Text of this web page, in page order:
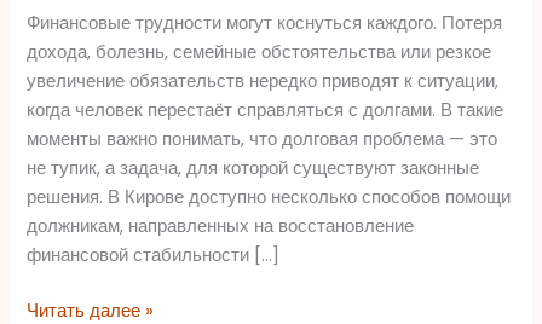
Финансовые трудности могут коснуться каждого. Потеря
дохода, болезнь, семейные обстоятельства или резкое
увеличение обязательств нередко приводят к ситуации,
когда человек перестаёт справляться с долгами. В такие
моменты важно понимать, что долговая проблема — это
не тупик, а задача, для которой существуют законные
решения. В Кирове доступно несколько способов помощи
должникам, направленных на восстановление
финансовой стабильности […]
долговой
ситуации
Читать далее »